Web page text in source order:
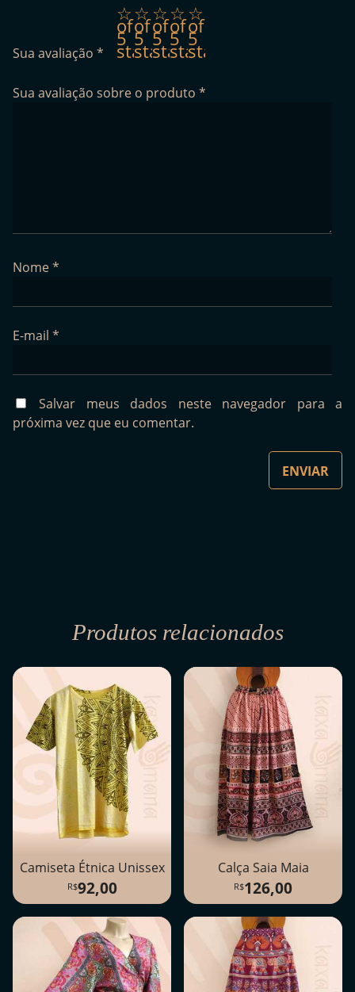
Sua avaliação *
1
of
5
stars
2
of
5
stars
3
of
5
stars
4
of
5
stars
of
5
stars
Sua avaliação sobre o produto *
Nome*
E-mail *
Salvar meus dados neste navegador para a
próxima vez que eu comentar.
Produtos relacionados
Camiseta Étnica Unissex
92,00
Calça Saia Maia
126,00